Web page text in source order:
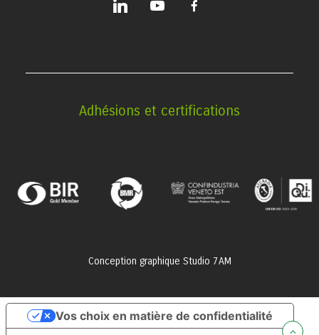
Adhésions et certifications
Conception graphique Studio 7AM
Vos choix en matière de confidentialité